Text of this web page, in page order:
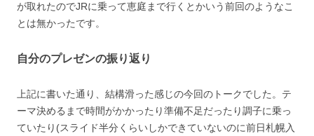
が取れたのでJRに乗って恵庭まで行くとかいう前回のようなこ
とは無かったです。
自分のプレゼンの振り返り
上記に書いた通り、結構滑った感じの今回のトークでした。テ
ーマ決めるまで時間がかかったり準備不足だったり調子に乗っ
ていたり(スライド半分くらいしかできていないのに前日札幌入